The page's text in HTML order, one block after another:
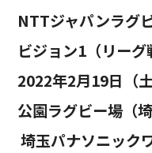
NTTジャパンラグ
ビジョン1（リー
2022年2月19日（
公園ラグビー場（埼
埼玉パナソニック